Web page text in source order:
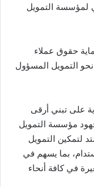
لمؤسسة التمويل
حقوق عملاء
نحو التمويل المسؤول
على تبني أرقى
جهود مؤسسة التمويل
لتمكين التمويل
بما يسهم في
في كافة أنحاء